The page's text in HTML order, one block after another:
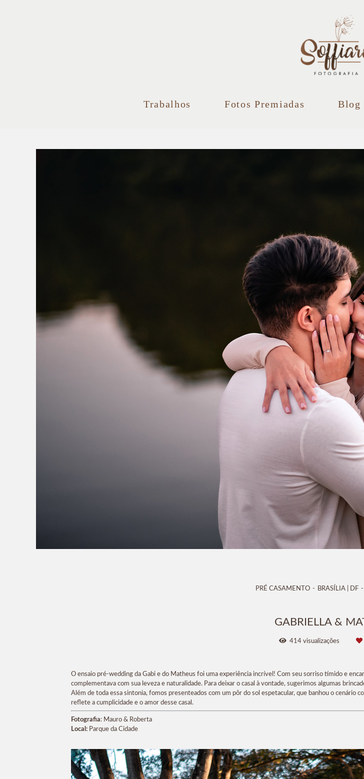
Trabalhos Fotos Premiadas Blog
PRÉ CASAMENTO BRASÍLIA | DF
GABRIELLA &
414visualizações
O ensaio pré-wedding da Gabi e do Matheus foi uma experiência incrível! Com seu sorriso tímido e
complementava com sua leveza e naturalidade. Para deixar o casal à vontade, sugerimos algumas
Além de toda essa sintonia, fomos presenteados com um pôr do sol espetacular, que banhou o cenário
reflete a cumplicidade e o amor desse casal.
Fotografia: Mauro & Roberta
Local: Parque da Cidade